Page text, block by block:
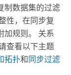
制数据集的过滤
性，在同步复
加规则。 关系
查看以下主题
拓扑和同步过滤